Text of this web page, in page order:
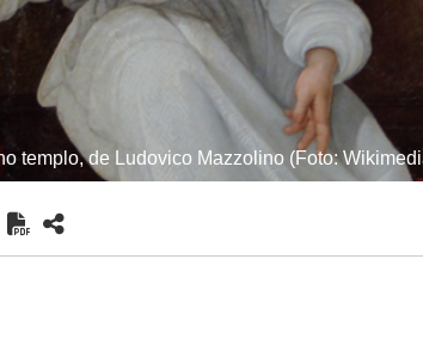
templo, de Ludovico Mazzolino (Foto: